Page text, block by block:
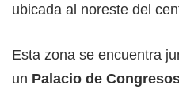
ubicada al noreste del
Esta zona se encuentra
un Palacio de